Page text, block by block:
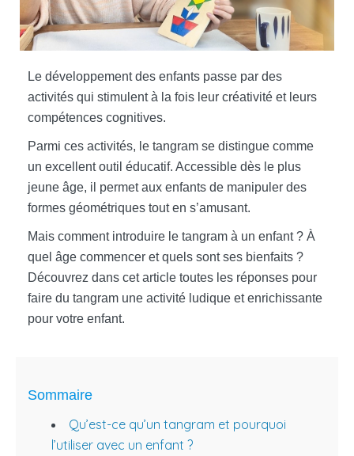
Le développement des enfants passe par des
activités qui stimulent à la fois leur créativité et leurs
compétences cognitives.
Parmi ces activités, le tangram se distingue comme
un excellent outil éducatif. Accessible dès le plus
jeune âge, il permet aux enfants de manipuler des
formes géométriques tout en s’amusant.
Mais comment introduire le tangram à un enfant ? À
quel âge commencer et quels sont ses bienfaits ?
Découvrez dans cet article toutes les réponses pour
faire du tangram une activité ludique et enrichissante
pour votre enfant.
Sommaire
Qu’est-ce qu’un tangram et pourquoi
l’utiliser avec un enfant ?